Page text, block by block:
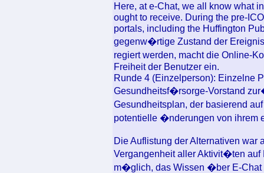
Here, at e-Chat, we all know what
ought to receive. During the pre-
portals, including the Huffington
gegenw�rtige Zustand der
regiert werden, macht die Online-
Freiheit der Benutzer ein.
Runde 4 (Einzelperson): Einzelne
Gesundheitsf�rsorge-Vorstand
Gesundheitsplan, der basierend
potentielle �nderungen von ihrem
Die Auflistung der Alternativen war
Vergangenheit aller Aktivit�ten
m�glich, das Wissen �ber E-Chat